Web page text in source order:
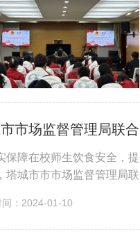
市场监督管理局联
保障在校师生饮食安全，
塔城市市市场监督管理局
间：2024-01-10